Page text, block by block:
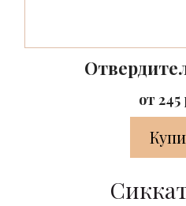
от 245